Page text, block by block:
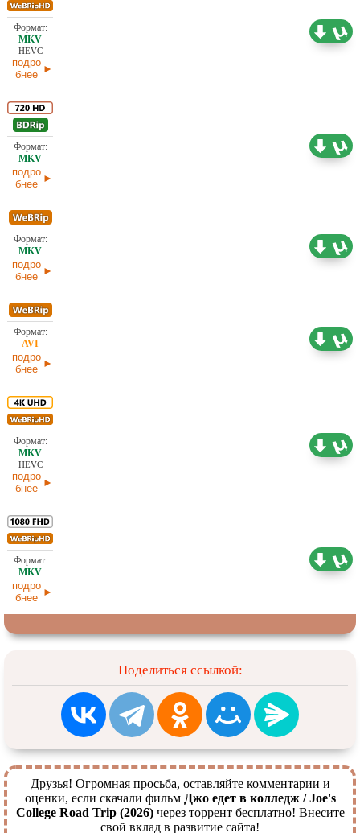
HEVC
подро
бнее
подро
бнее
подро
бнее
подро
бнее
HEVC
подро
бнее
подро
бнее
Поделиться ссылкой:
Друзья! Огромная просьба, оставляйте комментарии и
оценки, если скачали фильм Джо едет в колледж / Joe's
College Road Trip (2026)через торрент бесплатно! Внесите
свой вклад в развитие сайта!